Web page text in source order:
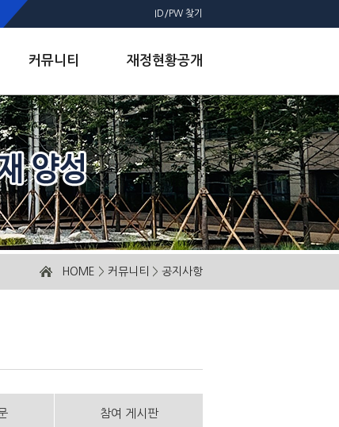
ID/PW 찾기
커뮤니티 재정현황공개
HOME > 커뮤니티 > 공지사항
참여 게시판